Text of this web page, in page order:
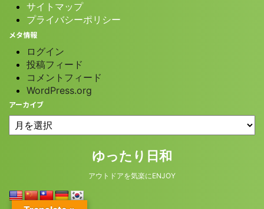
サイトマップ
プライバシーポリシー
メタ情報
ログイン
投稿フィード
コメントフィード
WordPress.org
アーカイブ
ゆったり日和
アウトドアを気楽にENJOY
© 2026 ゆったり日和